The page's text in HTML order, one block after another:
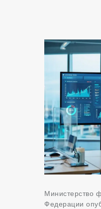
Министерство
Федерации